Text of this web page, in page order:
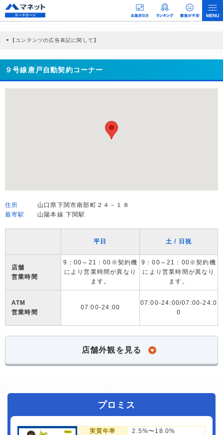
【コンテンツの広告表記に関して】
商品を根拠なくPRするものではなく、当編集部の調査／ユーザーへの口コミ収集な
どに基づき、公平性を担保した情報提供を行っています。
>提携企業一覧
９号線唐戸自動契約コーナー
住所
山口県下関市南部町２４－１８
最寄駅
山陽本線 下関駅
平日 土 / 日祝
店舗
営業時間
9：00～21：00※契約機
により営業時間が異なり
ます。
9：00～21：00※契約機
により営業時間が異なり
ます。
ATM
営業時間
07:00-24:00
07:00-24:00/07:00-24:0
0
店舗外観を見る
プロミス
実質年率 2.5%〜18.0%